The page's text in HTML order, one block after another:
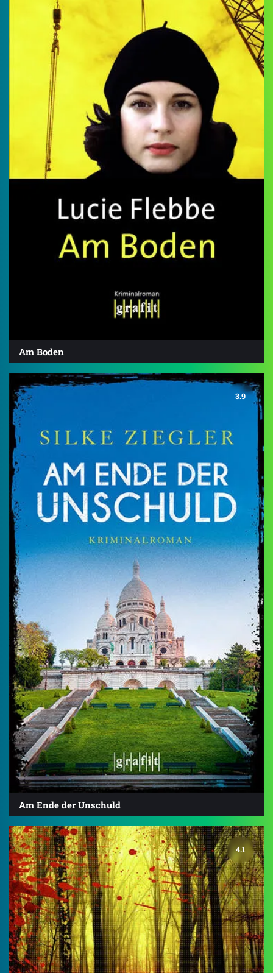
Am Boden
3.9
Am Ende der Unschuld
4.1